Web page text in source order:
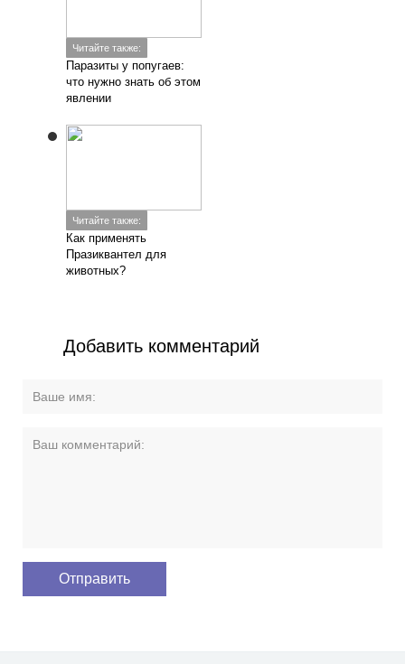
Читайте также:
Паразиты у попугаев:
что нужно знать об этом
явлении
Читайте также:
Как применять
Празиквантел для
животных?
Добавить комментарий